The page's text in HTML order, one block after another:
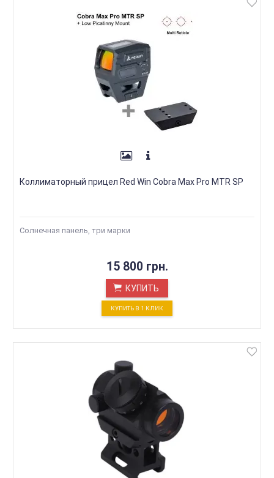
Коллиматорный прицел Red Win Cobra Max Pro MTR SP
Солнечная панель, три марки
15 800 грн.
КУПИТЬ
КУПИТЬ В 1 КЛИК